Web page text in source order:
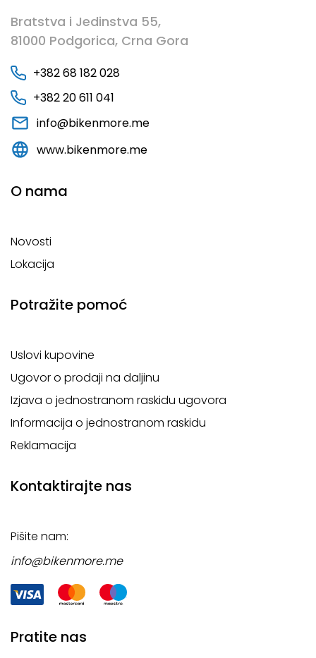
Bratstva i Jedinstva 55,
81000 Podgorica, Crna Gora
+382 68 182 028
+382 20 611 041
info@bikenmore.me
www.bikenmore.me
O nama
Novosti
Lokacija
Potražite pomoć
Uslovi kupovine
Ugovor o prodaji na daljinu
Izjava o jednostranom raskidu ugovora
Informacija o jednostranom raskidu
Reklamacija
Kontaktirajte nas
Pišite nam:
info@bikenmore.me
Pratite nas